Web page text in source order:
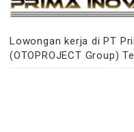
Lowongan kerja di PT
(OTOPROJECT Group)